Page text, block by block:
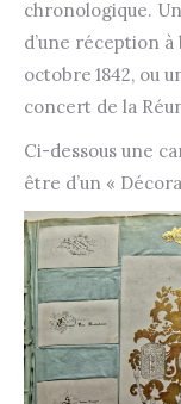
chronologique.
d’une réception
octobre 1842, ou
concert de la
Ci-dessous une
être d’un «